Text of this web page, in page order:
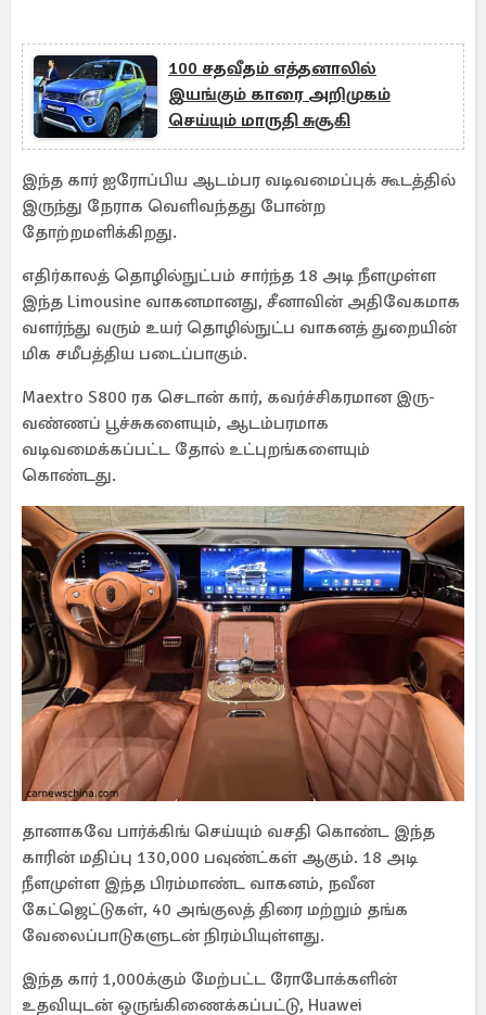
100 சதவீதம் எத்தனாலில்
இயங்கும் காரை அறிமுகம்
செய்யும் மாருதி சுசூகி
இந்த கார் ஐரோப்பிய ஆடம்பர வடிவமைப்புக் கூடத்தில்
இருந்து நேராக வெளிவந்தது போன்ற
தோற்றமளிக்கிறது.
எதிர்காலத் தொழில்நுட்பம் சார்ந்த 18 அடி நீளமுள்ள
இந்த Limousine வாகனமானது, சீனாவின் அதிவேகமாக
வளர்ந்து வரும் உயர் தொழில்நுட்ப வாகனத் துறையின்
மிக சமீபத்திய படைப்பாகும்.
Maextro S800 ரக செடான் கார், கவர்ச்சிகரமான இரு-
வண்ணப் பூச்சுகளையும், ஆடம்பரமாக
வடிவமைக்கப்பட்ட தோல் உட்புறங்களையும்
கொண்டது.
தானாகவே பார்க்கிங் செய்யும் வசதி கொண்ட இந்த
காரின் மதிப்பு 130,000 பவுண்ட்கள் ஆகும். 18 அடி
நீளமுள்ள இந்த பிரம்மாண்ட வாகனம், நவீன
கேட்ஜெட்டுகள், 40 அங்குலத் திரை மற்றும் தங்க
வேலைப்பாடுகளுடன் நிரம்பியுள்ளது.
இந்த கார் 1,000க்கும் மேற்பட்ட ரோபோக்களின்
உதவியுடன் ஒருங்கிணைக்கப்பட்டு, Huawei